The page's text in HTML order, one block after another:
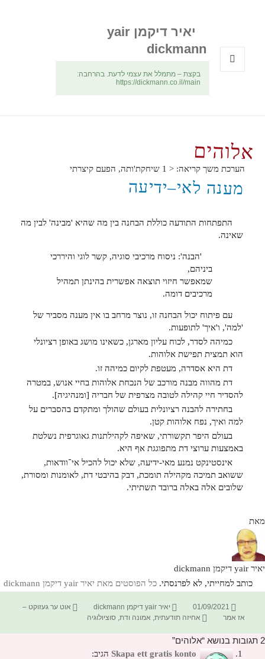
יאיר דיקמן yair
dickmann
בקצת – מתמלל את עצמי לדעת. בהרחבה:
https://dickmann.co.il/main
אלוהים
הערכת משך קריאה: < 1 שיחקת'ותה, הפעם קיצרתי
מענה לאי–ידיעה
התפתחות התודעה כוללת הבחנה בין מה שהיא 'מבינה' לבין מה
שאינה.
'הבנה': ניסוח מרכיבי סוגיה, קשר לוגי והיררכי
ביניהם,
שמאפשר חיזוי תוצאה אפשרית בהינתן תמהיל
מרכיבים דומה.
עם פיתוח יכול הבחנה זו, נוצר מרחב בו אין מענה מסביר של
'למה', ו'איך' לתופעות.
כמיהה לסדר, לכוח עליון מארגן, כשאינו מושג באופן רציונלי
הוא תמצית תפישת אלוהות.
דת היא אסדרה, מעטפת לקיום כמיהה זו.
דת מהווה מבנה מורכב של הנכחת אלוהות בחיי אנוש, במטרה
להסדיר חיי קהילה לטובה מצרפית של חבריה [ומנהיגיה].
בחתירה להבנה רציונלית בעולם שהולך ומתקדם בהסברים על
למה ואיך, נפח אלוהות קטן.
בעולם היפר תקשורתי, שאיפה לקהילתנות גאוגרפית נשלטת
באמצעות ערוצי דת מתפוגגת אף היא.
אינסטינקט נמנע מאי-ידיעה, שלא יכול להכיל אי־וודאות,
ששואב תמיכה מקהילה תומכת, דבק בהיבטי דת, לאומנות ומסורת,
שלובים אלה באלה ברובד תשתיתי.
מאת
יאיר yair דיקמן dickmann
כותב למחייתי, לא לפרנסתי. כל הפוסטים מאת יאיר yair דיקמן dickmann‏
פורסם
בתאריך
01/09/2021 מחבר
יאיר yair דיקמן dickmann קטגוריות
אוט ער געזוקט –
אז אמר
תגיות
אחיזה תודעתית, אמונה ודת,סוציולוגיה
2 תגובות בנושא “אלוהים”
Skapa ett gratis konto הגיב: